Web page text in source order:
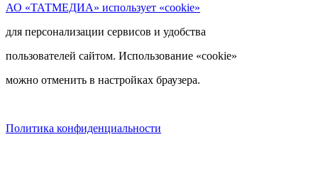
АО «ТАТМЕДИА» использует «cookie»
для персонализации сервисов и удобства
пользователей сайтом. Использование «cookie»
можно отменить в настройках браузера.
Политика конфиденциальности